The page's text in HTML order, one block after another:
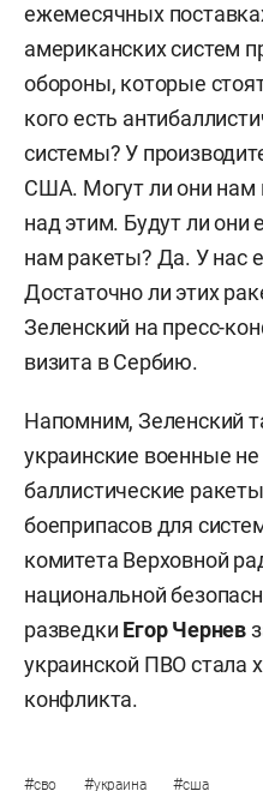
ежемесячных
американских систем
обороны, которые
кого есть
системы? У
США. Могут ли они
над этим. Будут ли
нам ракеты? Да. У нас
Достаточно ли этих
Зеленский на пресс-
визита в Сербию.
Напомним, Зеленский
украинские военные
баллистические
боеприпасов для
комитета Верховной
национальной
разведки Егор Чернев
украинской ПВО стала
конфликта.
#сво #украина #сша